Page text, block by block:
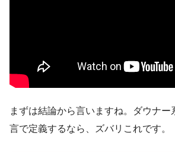
まずは結論から言いますね。ダウナー
言で定義するなら、ズバリこれです。